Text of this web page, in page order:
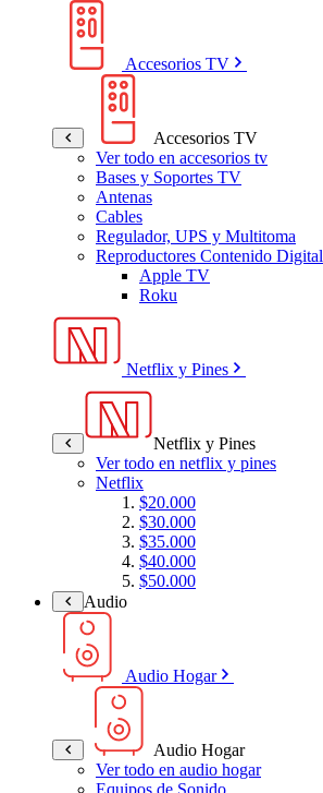
Accesorios TV
Accesorios TV
Ver todo en accesorios tv
Bases y Soportes TV
Antenas
Cables
Regulador, UPS y Multitoma
Reproductores Contenido Digital
Apple TV
Roku
Netflix y Pines
Netflix y Pines
Ver todo en netflix y pines
Netflix
$20.000
$30.000
$35.000
$40.000
$50.000
Audio
Audio Hogar
Audio Hogar
Ver todo en audio hogar
Equipos de Sonido